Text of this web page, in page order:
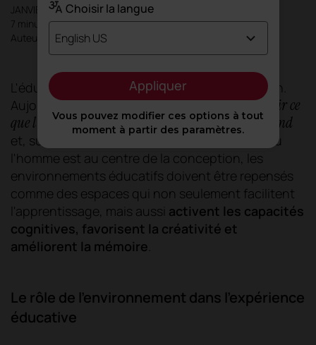
JANVIER 2026
7 minutes
Auteur: Actiu
L'éducation subit une profonde transformation.
Aujourd'hui, il ne s'agit plus seulement desavoir ce
que l'on apprend, mais aussicomment on l'apprend
et, surtout, où on l' apprend
Dans un monde où
l'homme est au centre de la conception, les
environnements éducatifs doivent être repensés
comme des espaces qui non seulement facilitent
l'apprentissage, mais aussi activent les capacités
cognitives, favorisent la créativité et
améliorent la mémoire.
Le rôle de l'environnement dans l'expérience
éducative
Choisir la langue
English US
Appliquer
Vous pouvez modifier ces options à tout
moment à partir des paramètres.